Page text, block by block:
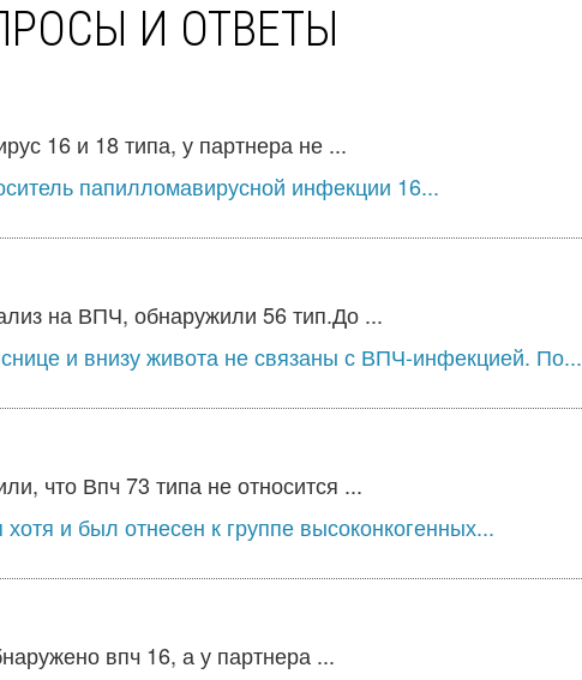
И ОТВЕТЫ
16 и 18 типа, у партнера не ...
папилломавирусной инфекции 16...
на ВПЧ, обнаружили 56 тип.До ...
и внизу живота не связаны с ВПЧ-инфекцией. По...
что Впч 73 типа не относится ...
и был отнесен к группе высоконкогенных...
впч 16, а у партнера ...